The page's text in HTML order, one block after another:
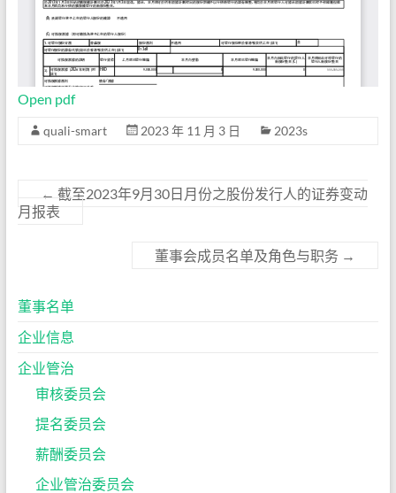
Open pdf
quali-smart 2023 年 11 月 3 日 2023s
← 截至2023年9月30日月份之股份发行人的证券变动
月报表
董事会成员名单及角色与职务 →
董事名单
企业信息
企业管治
审核委员会
提名委员会
薪酬委员会
企业管治委员会